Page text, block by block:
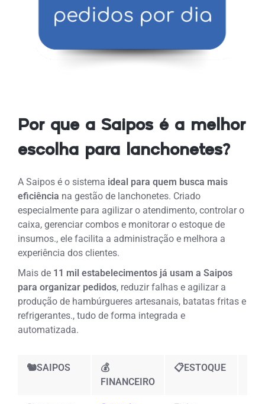
Por que a Saipos é a melhor
escolha para lanchonetes?
A Saipos é o sistema ideal para quem busca mais
eficiência na gestão de lanchonetes. Criado
especialmente para agilizar o atendimento, controlar o
caixa, gerenciar combos e monitorar o estoque de
insumos., ele facilita a administração e melhora a
experiência dos clientes.
Mais de 11 mil estabelecimentos já usam a Saipos
para organizar pedidos, reduzir falhas e agilizar a
produçãode hambúrgueres artesanais, batatas fritas e
refrigerantes., tudo de forma integrada e
automatizada.
🐿️SAIPOS
💰
FINANCEIRO
📋ESTOQUE